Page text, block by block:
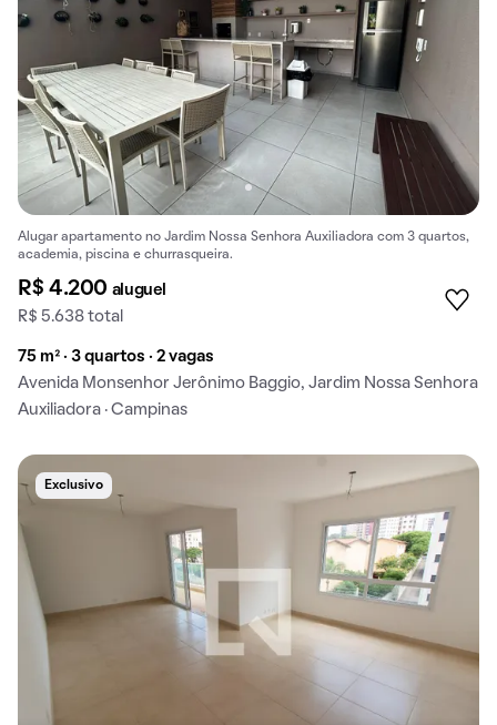
Alugar apartamento no Jardim Nossa Senhora Auxiliadora com 3 quartos,
academia, piscina e churrasqueira.
R$ 4.200 aluguel
R$ 5.638 total
75 m² · 3 quartos · 2 vagas
Avenida Monsenhor Jerônimo Baggio, Jardim Nossa Senhora
Auxiliadora · Campinas
Exclusivo